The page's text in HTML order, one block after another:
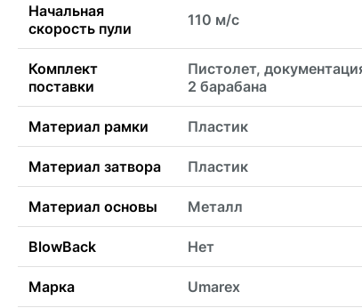
Начальная
скорость пули
110 м/с
Комплект
поставки
Пистолет,
2 барабана
Материал рамки Пластик
Материал затвора Пластик
Материал основы Металл
BlowBack Нет
Марка Umarex